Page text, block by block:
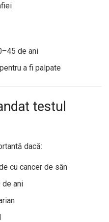
de ani
a fi palpate
testul
dacă:
cu cancer de sân
de ani